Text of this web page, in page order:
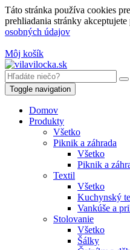
Táto stránka používa cookies
prehliadania stránky
osobných údajov
Môj košík
Toggle navigation
Domov
Produkty
Všetko
Piknik a záhrada
Všetko
Piknik a
Textil
Všetko
Kuchynský
Vankúše a
Stolovanie
Všetko
Šálky